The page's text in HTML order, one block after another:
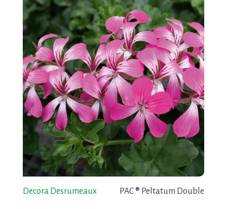
Decora Desrumeaux PAC ® Peltatum Double